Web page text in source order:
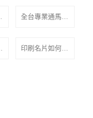
全台專業通馬
好
印刷名片如何對